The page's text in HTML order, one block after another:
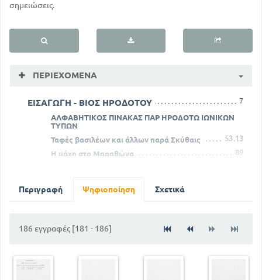
σημειώσεις.
ΠΕΡΙΕΧΌΜΕΝΑ
ΕΙΣΑΓΩΓΗ - ΒΙΟΣ ΗΡΟΔΟΤΟΥ 7
ΑΛΦΑΒΗΤΙΚΟΣ ΠΙΝΑΚΑΣ ΠΑΡ ΗΡΟΔΟΤΩ ΙΩΝΙΚΩΝ
ΤΥΠΩΝ
13
Ταφές βασιλέων και άλλων παρά Σκύθαις
53
Η μάχη στο Μαραθώνα
89
ΕΙΣΑΓΩΓΗ - ΒΙΟΣ ΗΡΟΔΟΤΟΥ
26
Ταφές βασιλέων και άλλων παρά Σκύθαις
52
Περιγραφή Ψηφιοποίηση Σχετικά
186 εγγραφές [181 - 186]